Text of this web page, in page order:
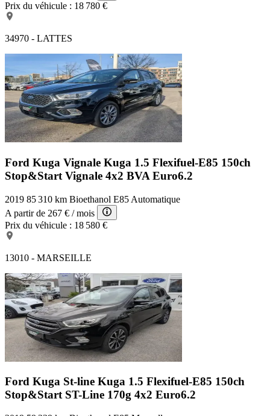
Prix du véhicule : 18 780 €
34970 - LATTES
Ford Kuga Vignale Kuga 1.5 Flexifuel-E85 150ch
Stop&Start Vignale 4x2 BVA Euro6.2
2019 85 310 km Bioethanol E85 Automatique
A partir de 267 € / mois
Prix du véhicule : 18 580 €
13010 - MARSEILLE
Ford Kuga St-line Kuga 1.5 Flexifuel-E85 150ch
Stop&Start ST-Line 170g 4x2 Euro6.2